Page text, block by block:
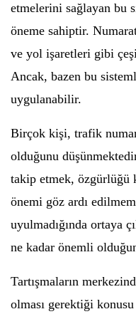
etmelerini sağlayan bu
öneme sahiptir.
ve yol işaretleri gibi
Ancak, bazen bu
uygulanabilir.
Birçok kişi, trafik
olduğunu
takip etmek, özgürlüğü
önemi göz ardı
uyulmadığında ortaya
ne kadar önemli
Tartışmaların
olması gerektiği